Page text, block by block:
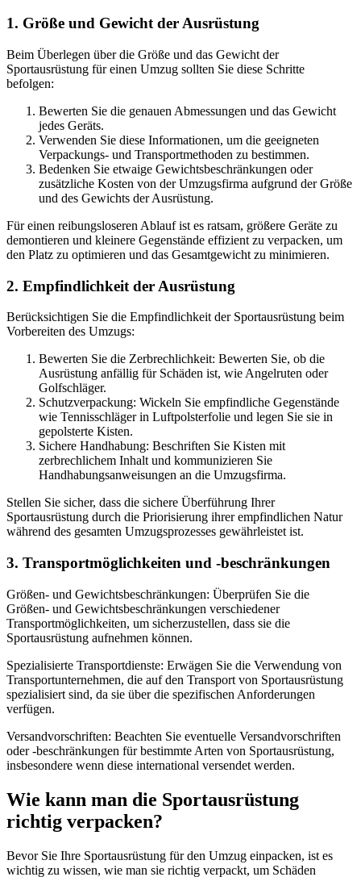
1. Größe und Gewicht der Ausrüstung
Beim Überlegen über die Größe und das Gewicht der
Sportausrüstung für einen Umzug sollten Sie diese Schritte
befolgen:
Bewerten Sie die genauen Abmessungen und das Gewicht
jedes Geräts.
Verwenden Sie diese Informationen, um die geeigneten
Verpackungs- und Transportmethoden zu bestimmen.
Bedenken Sie etwaige Gewichtsbeschränkungen oder
zusätzliche Kosten von der Umzugsfirma aufgrund der Größe
und des Gewichts der Ausrüstung.
Für einen reibungsloseren Ablauf ist es ratsam, größere Geräte zu
demontieren und kleinere Gegenstände effizient zu verpacken, um
den Platz zu optimieren und das Gesamtgewicht zu minimieren.
2. Empfindlichkeit der Ausrüstung
Berücksichtigen Sie die Empfindlichkeit der Sportausrüstung beim
Vorbereiten des Umzugs:
Bewerten Sie die Zerbrechlichkeit: Bewerten Sie, ob die
Ausrüstung anfällig für Schäden ist, wie Angelruten oder
Golfschläger.
Schutzverpackung: Wickeln Sie empfindliche Gegenstände
wie Tennisschläger in Luftpolsterfolie und legen Sie sie in
gepolsterte Kisten.
Sichere Handhabung: Beschriften Sie Kisten mit
zerbrechlichem Inhalt und kommunizieren Sie
Handhabungsanweisungen an die Umzugsfirma.
Stellen Sie sicher, dass die sichere Überführung Ihrer
Sportausrüstung durch die Priorisierung ihrer empfindlichen Natur
während des gesamten Umzugsprozesses gewährleistet ist.
3. Transportmöglichkeiten und -beschränkungen
Größen- und Gewichtsbeschränkungen: Überprüfen Sie die
Größen- und Gewichtsbeschränkungen verschiedener
Transportmöglichkeiten, um sicherzustellen, dass sie die
Sportausrüstung aufnehmen können.
Spezialisierte Transportdienste: Erwägen Sie die Verwendung von
Transportunternehmen, die auf den Transport von Sportausrüstung
spezialisiert sind, da sie über die spezifischen Anforderungen
verfügen.
Versandvorschriften: Beachten Sie eventuelle Versandvorschriften
oder -beschränkungen für bestimmte Arten von Sportausrüstung,
insbesondere wenn diese international versendet werden.
Wie kann man die Sportausrüstung
richtig verpacken?
Bevor Sie Ihre Sportausrüstung für den Umzug einpacken, ist es
wichtig zu wissen, wie man sie richtig verpackt, um Schäden